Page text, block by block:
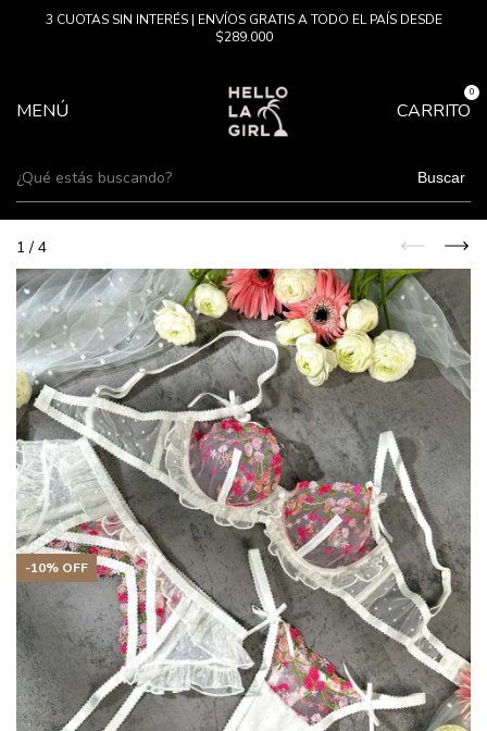
3 CUOTAS SIN INTERÉS | ENVÍOS GRATIS A TODO EL PAÍS DESDE
$289.000
MENÚ CARRITO
0
Buscar
1 / 4
-10% OFF